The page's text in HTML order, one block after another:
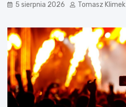
5 sierpnia 2026 Tomasz Klimek